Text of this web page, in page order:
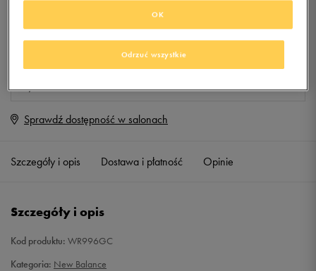
Produkt niedostępny
Jeśli artykuł będzie ponownie dostępny, otrzymasz od nas powiadomienie.
Wybierz rozmiar
Rozmiary EU
37,5 24 cm
Sprawdź dostępność w salonach
Szczegóły i opis Dostawa i płatność Opinie
Szczegóły i opis
Kod produktu: WR996GC
Kategoria: New Balance
Odrzuć wszystkie
OK